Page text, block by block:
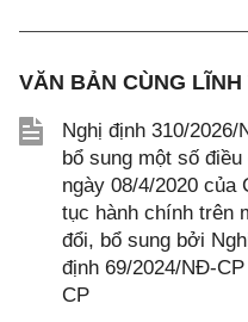
VĂN BẢN CÙNG LĨNH
Nghị định 310/
bổ sung một số
ngày 08/4/2020 của
tục hành chính trên
đổi, bổ sung bởi
định 69/2024/NĐ-
CP